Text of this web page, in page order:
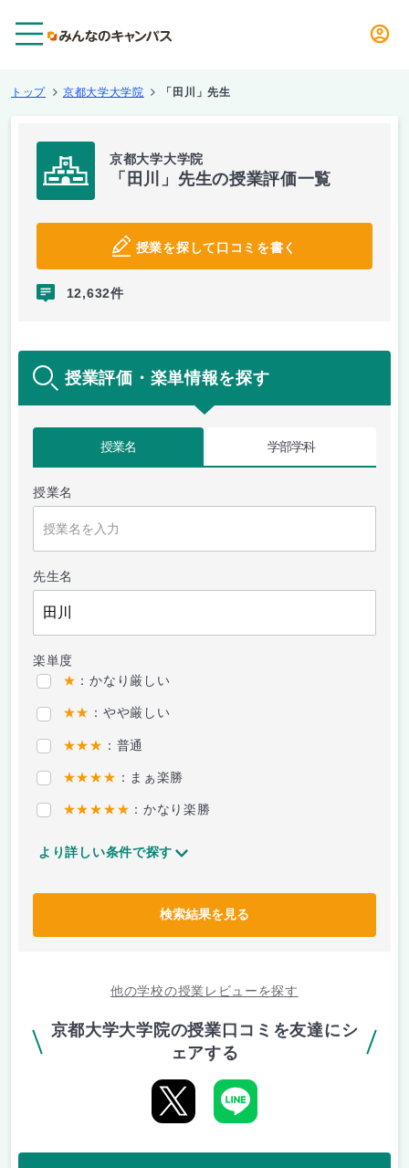
トップ 京都大学大学院 「田川」先生
京都大学大学院
「田川」先生の授業評価一覧
授業を探して口コミを書く
12,632件
授業評価・楽単情報を探す
授業名 学部学科
授業名
先生名
楽単度
★ ：かなり厳しい
★★ ：やや厳しい
★★★ ：普通
★★★★ ：まぁ楽勝
★★★★★ ：かなり楽勝
より詳しい条件で探す
検索結果を見る
他の学校の授業レビューを探す
京都大学大学院の授業口コミを友達にシ
ェアする